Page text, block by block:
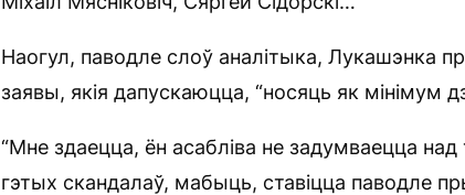
Наогул, паводле слоў аналітыка, Лукашэнка
заявы, якія дапускаюцца, “носяць як мінімум
“Мне здаецца, ён асабліва не задумваецца
гэтых скандалаў, мабыць, ставіцца паводле